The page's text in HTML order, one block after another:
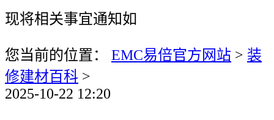
现将相关事宜通知如
您当前的位置： EMC易倍官方网站 > 装
修建材百科 >
2025-10-22 12:20